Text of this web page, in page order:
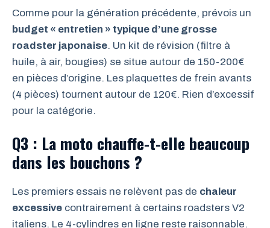
Comme pour la génération précédente, prévois un
budget « entretien » typique d’une grosse
roadster japonaise. Un kit de révision (filtre à
huile, à air, bougies) se situe autour de 150-200€
en pièces d’origine. Les plaquettes de frein avants
(4 pièces) tournent autour de 120€. Rien d’excessif
pour la catégorie.
Q3 : La moto chauffe-t-elle beaucoup
dans les bouchons ?
Les premiers essais ne relèvent pas de chaleur
excessive contrairement à certains roadsters V2
italiens. Le 4-cylindres en ligne reste raisonnable.